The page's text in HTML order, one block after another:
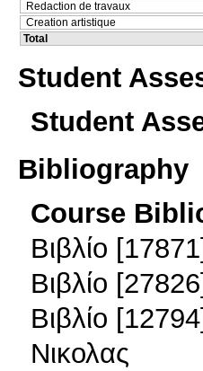
Redaction de travaux
Creation artistique
Total
Student
Student
Bibliography
Course
Βιβλίο
Βιβλίο
Βιβλίο
Νικολας